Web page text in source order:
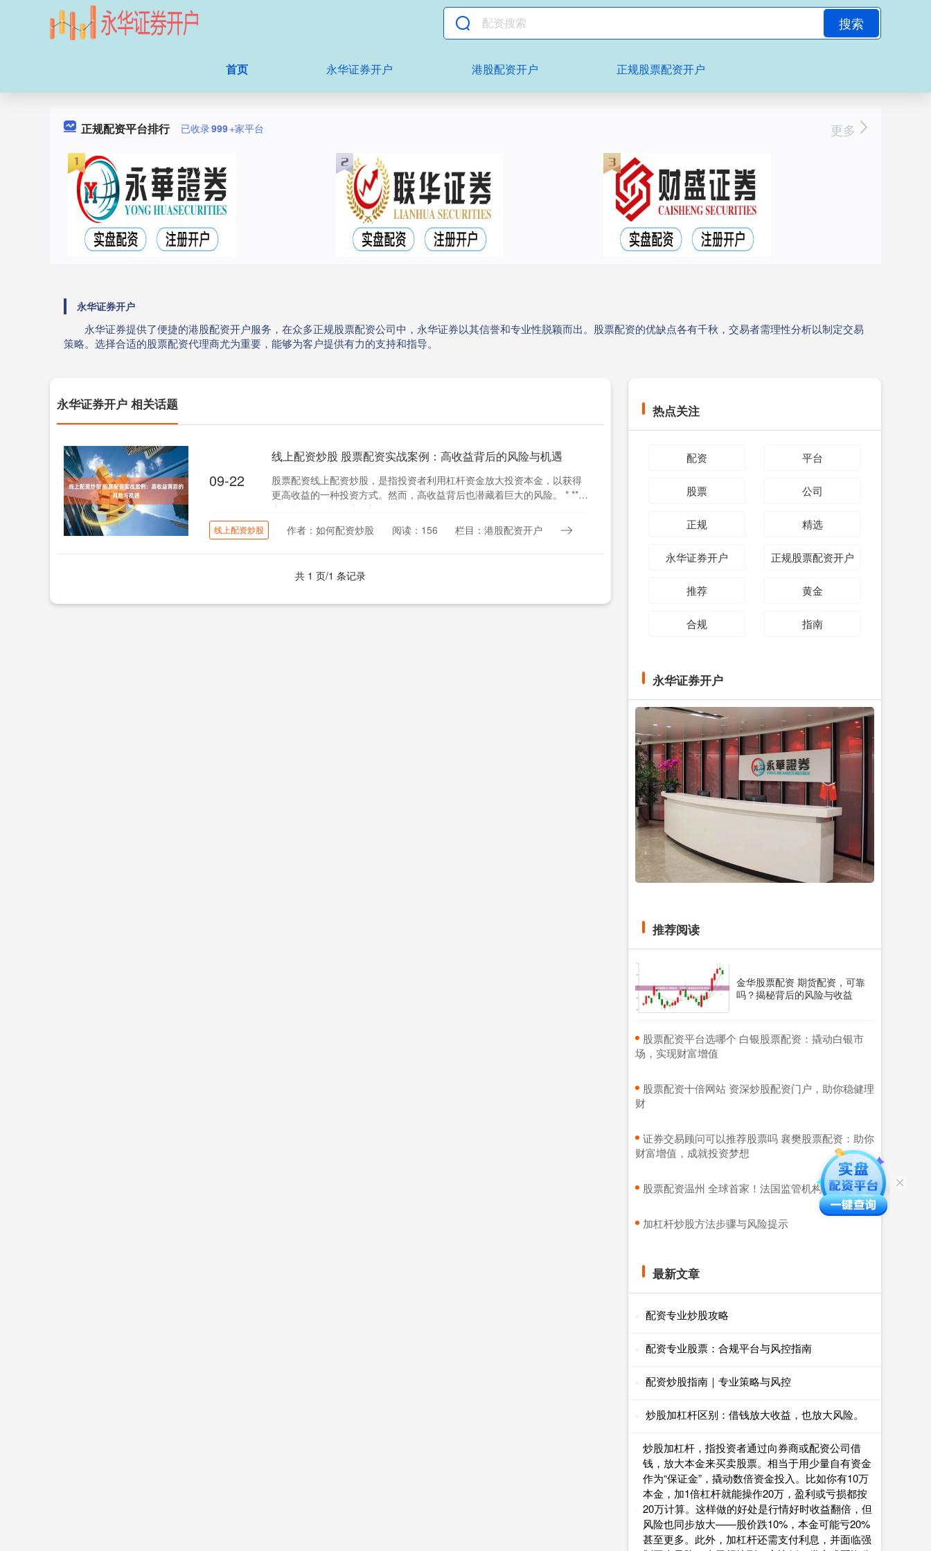
搜索
首页 永华证券开户 港股配资开户 正规股票配资开户
正规配资平台排行 已收录999+家平台 更多
永华证券开户
永华证券提供了便捷的港股配资开户服务，在众多正规股票配资公司中，永华证券以其信誉和专业性脱颖而出。股票配资的优缺点各有千秋，交易者需理性分析以制定交易
策略。选择合适的股票配资代理商尤为重要，能够为客户提供有力的支持和指导。
永华证券开户 相关话题
09-22
线上配资炒股 股票配资实战案例：高收益背后的风险与机遇
股票配资线上配资炒股，是指投资者利用杠杆资金放大投资本金，以获得
更高收益的一种投资方式。然而，高收益背后也潜藏着巨大的风险。 * **放
大收益：**配资可以放大....
线上配资炒股 作者：如何配资炒股 阅读：156 栏目：港股配资开户
共 1 页/1 条记录
热点关注
配资 平台
股票 公司
正规 精选
永华证券开户 正规股票配资开户
推荐 黄金
合规 指南
永华证券开户
推荐阅读
金华股票配资 期货配资，可靠
吗？揭秘背后的风险与收益
​股票配资平台选哪个 白银股票配资：撬动白银市
场，实现财富增值
​股票配资十倍网站 资深炒股配资门户，助你稳健理
财
​证券交易顾问可以推荐股票吗 襄樊股票配资：助你
财富增值，成就投资梦想
​股票配资温州 全球首家！法国监管机构起诉英伟达
​加杠杆炒股方法步骤与风险提示
最新文章
配资专业炒股攻略
配资专业股票：合规平台与风控指南
配资炒股指南｜专业策略与风控
炒股加杠杆区别：借钱放大收益，也放大风险。
炒股加杠杆，指投资者通过向券商或配资公司借
钱，放大本金来买卖股票。相当于用少量自有资金
作为“保证金”，撬动数倍资金投入。比如你有10万
本金，加1倍杠杆就能操作20万，盈利或亏损都按
20万计算。这样做的好处是行情好时收益翻倍，但
风险也同步放大——股价跌10%，本金可能亏20%
甚至更多。此外，加杠杆还需支付利息，并面临强